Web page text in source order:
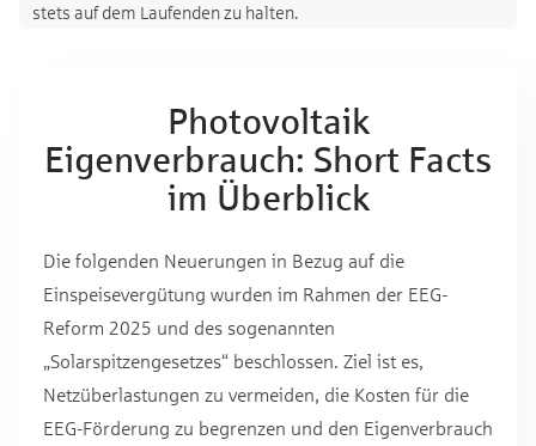
stets auf dem Laufenden zu halten.
Photovoltaik
Eigenverbrauch: Short Facts
im Überblick
Die folgenden Neuerungen in Bezug auf die
Einspeisevergütung wurden im Rahmen der EEG-
Reform 2025 und des sogenannten
„Solarspitzengesetzes“ beschlossen. Ziel ist es,
Netzüberlastungen zu vermeiden, die Kosten für die
EEG-Förderung zu begrenzen und den Eigenverbrauch